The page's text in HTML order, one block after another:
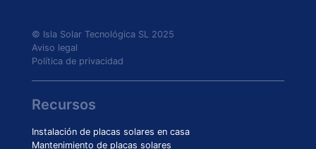
© Isla Solar Tecnológica SL 2025
Aviso legal
Política de privacidad
Recursos
Instalación de placas solares en casa
Mantenimiento de placas solares